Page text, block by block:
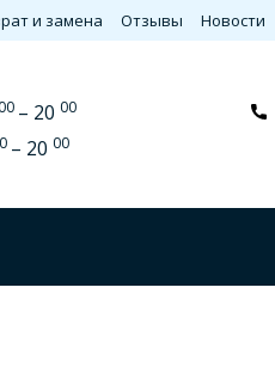
и замена Отзывы Новости
00 – 20 00
– 20 00